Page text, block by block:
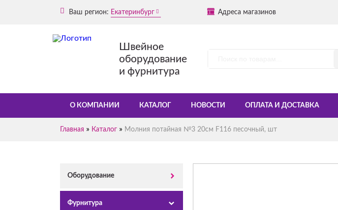
Ваш регион: Екатеринбург Адреса магазинов
Швейное
оборудование
и фурнитура
О КОМПАНИИ КАТАЛОГ НОВОСТИ ОПЛАТА И ДОСТАВКА
Главная » Каталог » Молния потайная №3 20см F116 песочный, шт
Оборудование
Фурнитура